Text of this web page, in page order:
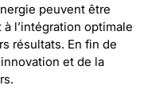
peuvent être
l’intégration optimale
résultats. En fin de
et de la